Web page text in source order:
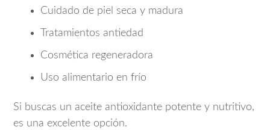
Cuidado de piel seca y madura
Tratamientos antiedad
Cosmética regeneradora
Uso alimentario en frío
Si buscas un aceite antioxidante potente y nutritivo,
es una excelente opción.